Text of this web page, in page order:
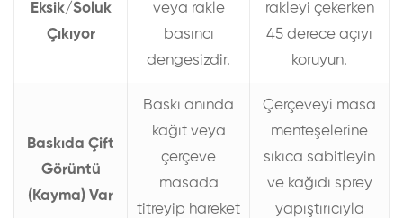
Eksik/Soluk
Çıkıyor
veya rakle
basıncı
dengesizdir.
rakleyi çekerken
45 derece açıyı
koruyun.
Baskıda Çift
Görüntü
(Kayma) Var
Baskı anında
kağıt veya
çerçeve
masada
titreyip hareket
Çerçeveyi masa
menteşelerine
sıkıca sabitleyin
ve kağıdı sprey
yapıştırıcıyla